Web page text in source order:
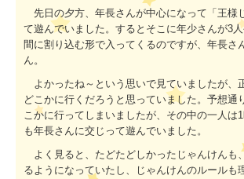
先日の夕方、年長さんが中心になって「王様
て遊んでいました。するとそこに年少さんが3
間に割り込む形で入ってくるのですが、年長さ
ん。
よかったね～という思いで見ていましたが、
どこかに行くだろうと思っていました。予想通
こかに行ってしまいましたが、その中の一人は1
も年長さんに交じって遊んでいました。
よく見ると、たどたどしかったじゃんけんも
るようになっていたし、じゃんけんのルールも